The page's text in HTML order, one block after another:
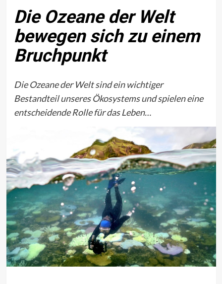
Die Ozeane der Welt
bewegen sich zu einem
Bruchpunkt
Die Ozeane der Welt sind ein wichtiger
Bestandteil unseres Ökosystems und spielen eine
entscheidende Rolle für das Leben…